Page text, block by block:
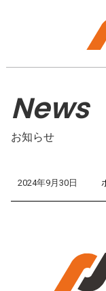
News
お知らせ
2024年9月30日